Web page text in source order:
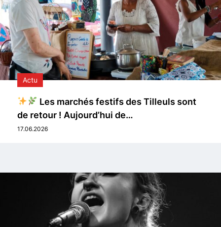
Actu
Les marchés festifs des Tilleuls sont
de retour ! Aujourd’hui de…
17.06.2026